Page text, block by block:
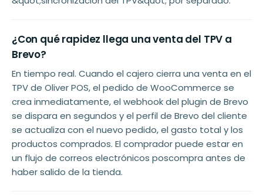
¿Con qué rapidez llega una venta del TPV a
Brevo?
En tiempo real. Cuando el cajero cierra una venta en el
TPV de Oliver POS, el pedido de WooCommerce se
crea inmediatamente, el webhook del plugin de Brevo
se dispara en segundos y el perfil de Brevo del cliente
se actualiza con el nuevo pedido, el gasto total y los
productos comprados. El comprador puede estar en
un flujo de correos electrónicos poscompra antes de
haber salido de la tienda.